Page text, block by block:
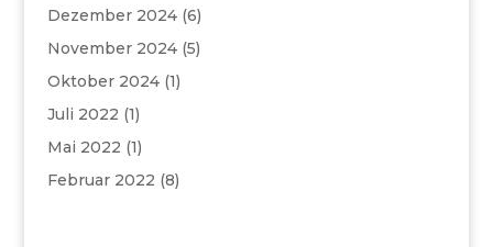
Dezember 2024(6)
November 2024(5)
Oktober 2024(1)
Juli 2022 (1)
Mai 2022 (1)
Februar 2022 (8)